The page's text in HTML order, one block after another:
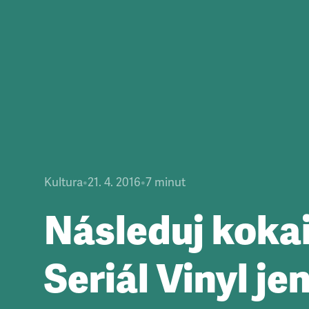
Kultura•21. 4. 2016•7 minut
Následuj
Seriál Vinyl